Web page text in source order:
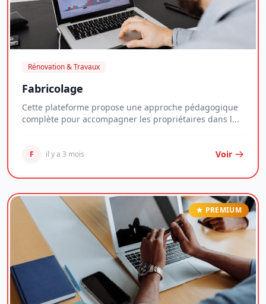
Rénovation & Travaux
Fabricolage
Cette plateforme propose une approche pédagogique
complète pour accompagner les propriétaires dans l...
F il y a 3 mois Voir
PREMIUM